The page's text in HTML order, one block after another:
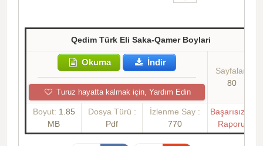
Qedim Türk Eli Saka-Qamer Boylari
Okuma İndir
Turuz hayatta kalmak için, Yardım Edin
Sayfalar:
80
Boyut: 1.85
MB
Dosya Türü :
Pdf
İzlenme Say :
770
Başarısızlık
Raporu